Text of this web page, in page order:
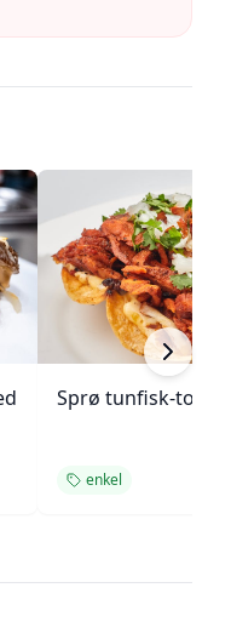
Sprø tunfisk-
enkel